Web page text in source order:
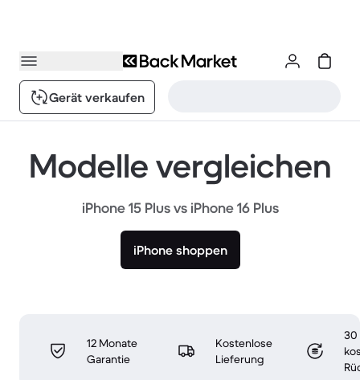
Gerät verkaufen
Modelle vergleichen
iPhone 15 Plus vs iPhone 16 Plus
iPhone shoppen
12 Monate
Garantie
Kostenlose
Lieferung
30